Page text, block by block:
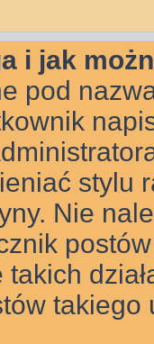
i jak
pod
stylu
Nie
takiego